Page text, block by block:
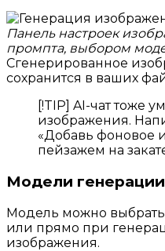
Панель настроек
промпта, выбором
Сгенерированное
сохранится в ваших
[!TIP] AI-чат тоже
изображения.
«Добавь фоновое
пейзажем на
Модели генерации
Модель можно выбрать
или прямо при
изображения.